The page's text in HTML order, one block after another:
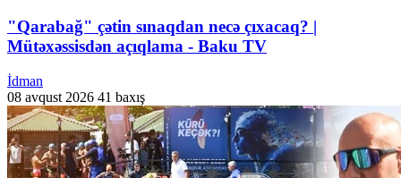
"Qarabağ" çətin sınaqdan necə çıxacaq? |
Mütəxəssisdən açıqlama - Baku TV
İdman
08 avqust 2026 41 baxış